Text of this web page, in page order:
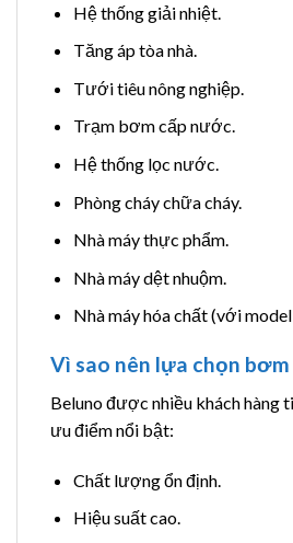
Hệ thống giải nhiệt.
Tăng áp tòa nhà.
Tưới tiêu nông nghiệp.
Trạm bơm cấp nước.
Hệ thống lọc nước.
Phòng cháy chữa cháy.
Nhà máy thực phẩm.
Nhà máy dệt nhuộm.
Nhà máy hóa chất (với
Vì sao nên lựa chọn bơm
Beluno được nhiều khách
ưu điểm nổi bật:
Chất lượng ổn định.
Hiệu suất cao.